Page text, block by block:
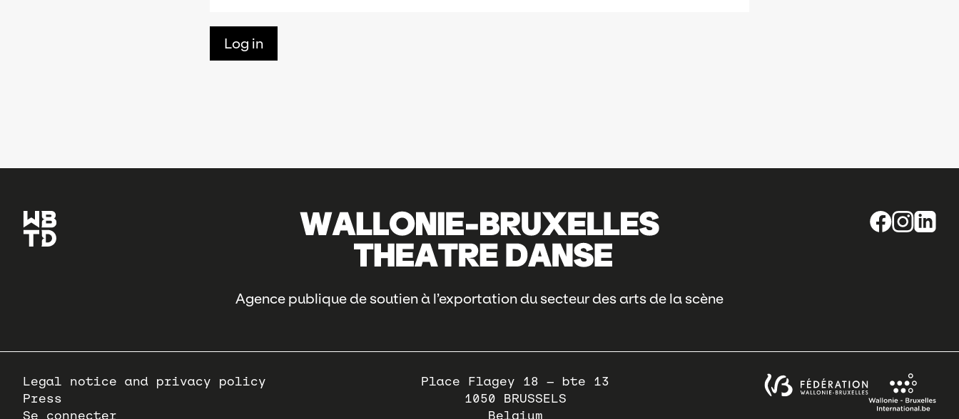
Agence publique de soutien à l’exportation du secteur des arts de la scène
Pied
de
page
Legal notice and privacy policy
Press
Se connecter
Place Flagey 18 – bte 13
1050
BRUSSELS
Belgium